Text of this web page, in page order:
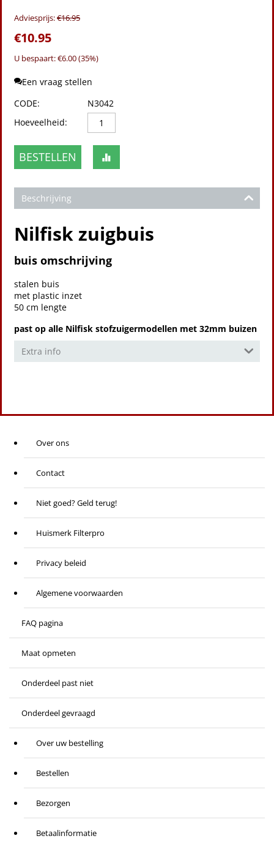
Adviesprijs:€16.95
€10.95
U bespaart: €6.00(35%)
Een vraag stellen
CODE:
N3042
Hoeveelheid:
BESTELLEN
Beschrijving
Nilfisk zuigbuis
buis omschrijving
stalen buis
met plastic inzet
50 cm lengte
past op alle Nilfisk stofzuigermodellen met 32mm buizen
Extra info
Over ons
Contact
Niet goed? Geld terug!
Huismerk Filterpro
Privacy beleid
Algemene voorwaarden
FAQ pagina
Maat opmeten
Onderdeel past niet
Onderdeel gevraagd
Over uw bestelling
Bestellen
Bezorgen
Betaalinformatie